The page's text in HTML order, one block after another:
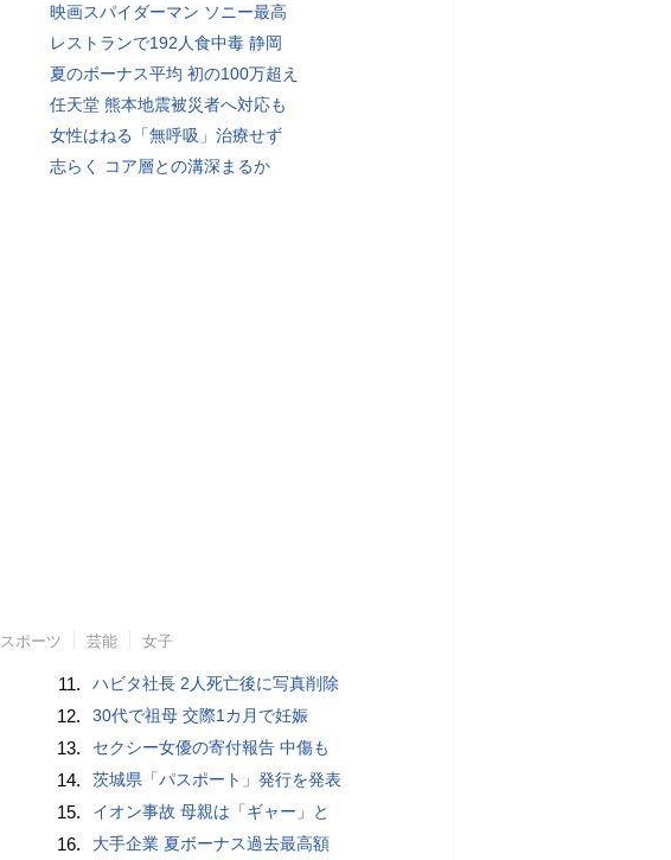
映画スパイダーマン ソニー最高
レストランで192人食中毒 静岡
夏のボーナス平均 初の100万超え
任天堂 熊本地震被災者へ対応も
女性はねる「無呼吸」治療せず
志らく コア層との溝深まるか
スポーツ 芸能 女子
11. ハビタ社長 2人死亡後に写真削除
12. 30代で祖母 交際1カ月で妊娠
13. セクシー女優の寄付報告 中傷も
14. 茨城県「パスポート」発行を発表
15. イオン事故 母親は「ギャー」と
16. 大手企業 夏ボーナス過去最高額